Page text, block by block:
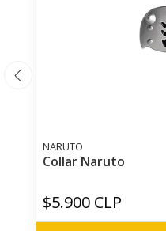
NARUTO
Collar Naruto
$5.900 CLP